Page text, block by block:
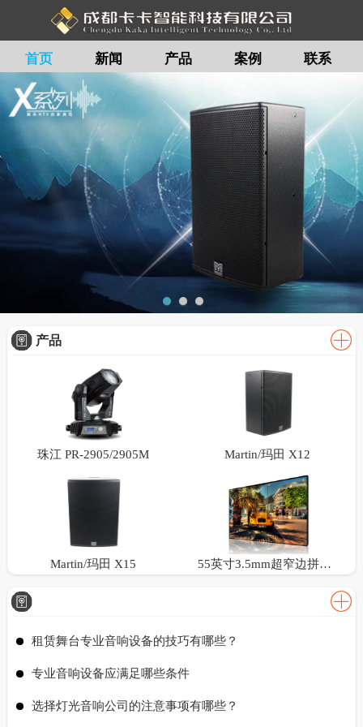
首页 新闻 产品 案例 联系
留言
产品
珠江 PR-2905/2905M Martin/玛田 X12
Martin/玛田 X15 55英寸3.5mm超窄边拼接屏
租赁舞台专业音响设备的技巧有哪些？
专业音响设备应满足哪些条件
选择灯光音响公司的注意事项有哪些？